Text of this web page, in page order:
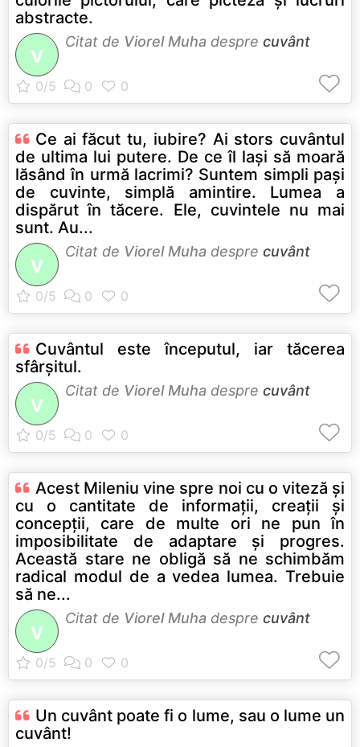
abstracte.
V
Citat de Viorel Muha despre cuvânt
Ce ai făcut tu, iubire? Ai stors cuvântul
de ultima lui putere. De ce îl laşi să moară
lăsând în urmă lacrimi? Suntem simpli paşi
de cuvinte, simplă amintire. Lumea a
dispărut în tăcere. Ele, cuvintele nu mai
sunt. Au...
V
Citat de Viorel Muha despre cuvânt
Cuvântul este începutul, iar tăcerea
sfârşitul.
V
Citat de Viorel Muha despre cuvânt
Acest Mileniu vine spre noi cu o viteză şi
cu o cantitate de informaţii, creaţii şi
concepţii, care de multe ori ne pun în
imposibilitate de adaptare şi progres.
Această stare ne obligă să ne schimbăm
radical modul de a vedea lumea. Trebuie
să ne...
V
Citat de Viorel Muha despre cuvânt
Un cuvânt poate fi o lume, sau o lume un
cuvânt!